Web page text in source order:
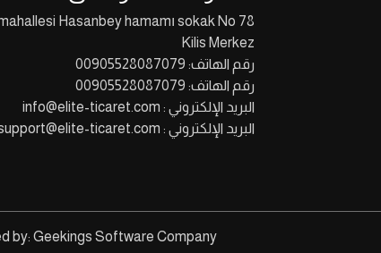
Hasanbey hamamı sokak No 78
Kilis Merkez
رقم الهاتف: 00905528087079
رقم الهاتف: 00905528087079
البريد الإلكتروني : info@elite-ticaret.com
البريد الإلكتروني : support@elite-ticaret.com
by: Geekings Software Company